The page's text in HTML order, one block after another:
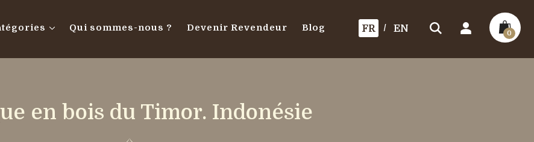
Qui sommes-nous ? Devenir Revendeur Blog FR EN 0
en bois du Timor. Indonésie